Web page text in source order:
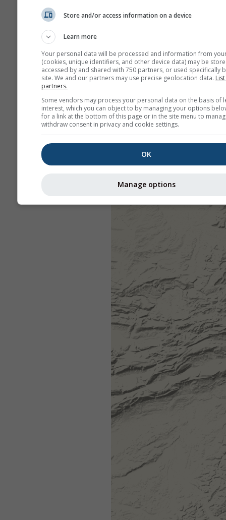
Store and/or access information on a device
Learn more
Your personal data will be processed and information from
(cookies, unique identifiers, and other device data) may be
accessed by and shared with 750 partners, or used specifically
site. We and our partners may use precise geolocation data.
partners.
Some vendors may process your personal data on the basis of
interest, which you can object to by managing your options
for a link at the bottom of this page or in the site menu to
withdraw consent in privacy and cookie settings.
OK
Manage options